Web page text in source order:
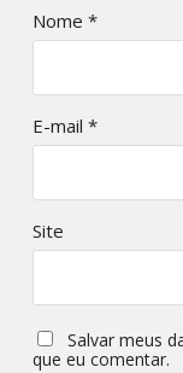
Nome *
E-mail *
Site
Salvar meus
que eu comentar.